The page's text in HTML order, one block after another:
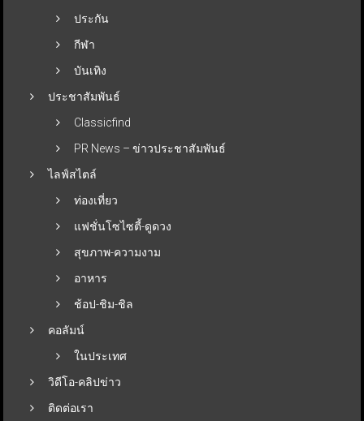
ประกัน
กีฬา
บันเทิง
ประชาสัมพันธ์
Classicfind
PR News – ข่าวประชาสัมพันธ์
ไลฟ์สไตล์
ท่องเที่ยว
แฟชั่นโซไซตี้-ดูดวง
สุขภาพ-ความงาม
อาหาร
ช้อป-ชิม-ชิล
คอลัมน์
ในประเทศ
วิดีโอ-คลิปข่าว
ติดต่อเรา